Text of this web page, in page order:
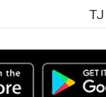
TJ